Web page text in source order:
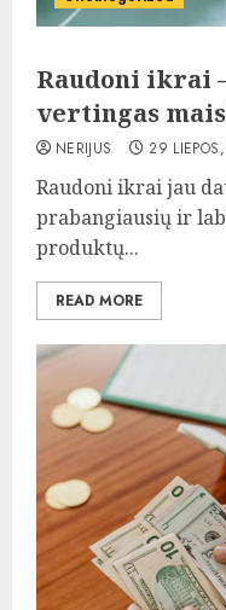
Raudoni ikrai
vertingas
NERIJUS 29
Raudoni ikrai jau
prabangiausių ir
produktų...
READ MORE